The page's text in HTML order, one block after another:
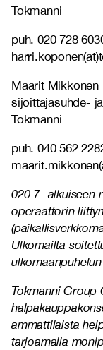
Tokmanni
puh. 020 728
Maarit Mikkonen
sijoittajasuhde-
Tokmanni
puh. 040 562
020 7 -alkuiseen
operaattorin
Ulkomailta
Tokmanni Group
ammattilaista
tarjoamalla